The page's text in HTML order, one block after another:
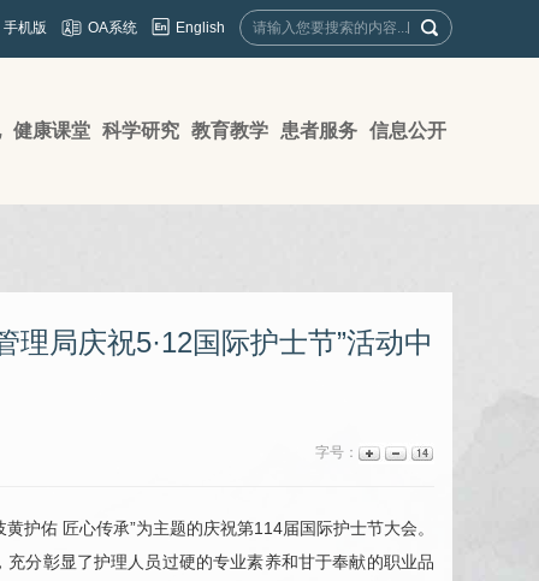
手机版 OA系统 English
健康课堂 科学研究 教育教学 患者服务 信息公开
局庆祝5·12国际护士节”活动中
字号：
护佑 匠心传承”为主题的庆祝第114届国际护士节大会。
分彰显了护理人员过硬的专业素养和甘于奉献的职业品